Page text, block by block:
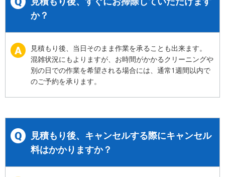
か？
見積もり後、当日そのまま作業を承ることも出来ます。
混雑状況にもよりますが、お時間がかかるクリーニングや
別の日での作業を希望される場合には、通常1週間以内で
のご予約を承ります。
見積もり後、キャンセルする際にキャンセル
料はかかりますか？